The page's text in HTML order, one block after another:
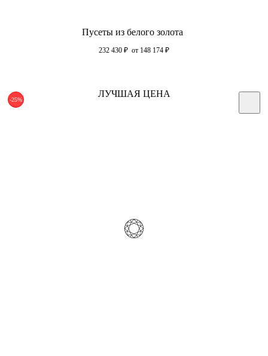
Пусеты из белого золота
232 430 ₽ от 148 174 ₽
-25%
ЛУЧШАЯ ЦЕНА